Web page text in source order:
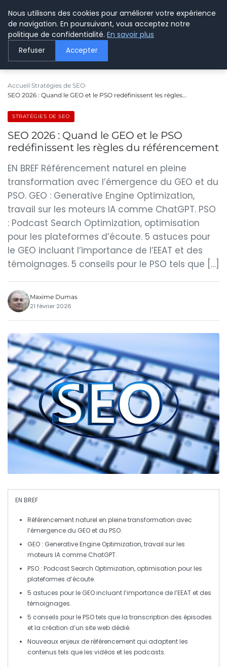
LE WEBMARKETING
Accueil Stratégies de SEO
SEO 2026 : Quand le GEO et le PSO redéfinissent les règles…
STRATÉGIES DE SEO
SEO 2026 : Quand le GEO et le PSO
redéfinissent les règles du référencement
EN BREF Référencement naturel en pleine
transformation avec l’émergence du GEO et du
PSO. GEO : Generative Engine Optimization,
travail sur les moteurs IA comme ChatGPT. PSO
: Podcast Search Optimization, optimisation
pour les plateformes d’écoute. 5 astuces pour
le GEO incluant l’importance de l’EEAT et des
témoignages. 5 conseils pour le PSO tels que […]
Maxime Dumas
21 février 2026
EN BREF
Référencement naturel en pleine transformation avec
l’émergence du GEO et du PSO.
GEO : Generative Engine Optimization, travail sur les
moteurs IA comme ChatGPT.
PSO : Podcast Search Optimization, optimisation pour les
plateformes d’écoute.
5 astuces pour le GEOincluant l’importance de l’EEAT et des
témoignages.
5 conseils pour lePSOtels que la transcription des épisodes
et la création d’un site web dédié.
Nouveaux enjeux deréférencement qui adaptent les
contenus tels que les vidéos et les podcasts.
Nous utilisons des cookies pour améliorer votre expérience
de navigation. En poursuivant, vous acceptez notre
politique de confidentialité. En savoir plus
Refuser Accepter